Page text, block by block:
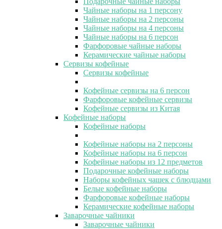
Чайные наборы на 1 персону
Чайные наборы на 2 персоны
Чайные наборы на 4 персоны
Чайные наборы на 6 персон
Фарфоровые чайные наборы
Керамические чайные наборы
Сервизы кофейные
Сервизы кофейные
Кофейные сервизы на 6 персон
Фарфоровые кофейные сервизы
Кофейные сервизы из Китая
Кофейные наборы
Кофейные наборы
Кофейные наборы на 2 персоны
Кофейные наборы на 6 персон
Кофейные наборы из 12 предметов
Подарочные кофейные наборы
Наборы кофейных чашек с блюдцами
Белые кофейные наборы
Фарфоровые кофейные наборы
Керамические кофейные наборы
Заварочные чайники
Заварочные чайники